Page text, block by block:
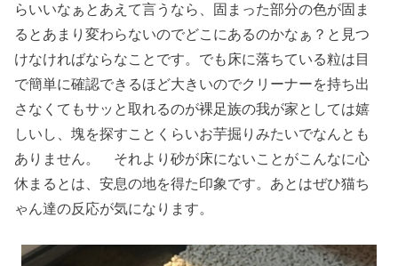
らいいなぁとあえて言うなら、固まった部分の色が固ま
るとあまり変わらないのでどこにあるのかなぁ？と見つ
けなければならなことです。でも床に落ちている粒は目
で簡単に確認できるほど大きいのでクリーナーを持ち出
さなくてもサッと取れるのが裸足族の我が家としては嬉
しいし、塊を探すことくらいお芋掘りみたいでなんとも
ありません。 それより砂が床にないことがこんなに心
休まるとは、安息の地を得た印象です。あとはぜひ猫ち
ゃん達の反応が気になります。